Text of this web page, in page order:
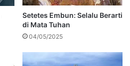
Setetes Embun: Selalu Berarti
di Mata Tuhan
04/05/2025